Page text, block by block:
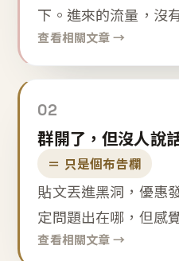
下。進來的流量，沒
查看相關文章 →
02
群開了，但沒人說
＝ 只是個布告欄
貼文丟進黑洞，優惠
定問題出在哪，但感
查看相關文章 →